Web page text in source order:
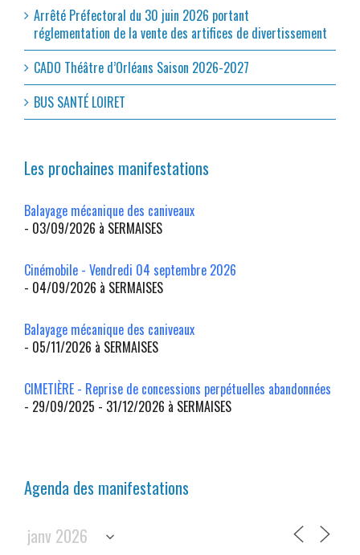
Arrêté Préfectoral du 30 juin 2026 portant
réglementation de la vente des artifices de divertissement
CADO Théâtre d’Orléans Saison 2026-2027
BUS SANTÉ LOIRET
Les prochaines manifestations
Balayage mécanique des caniveaux
- 03/09/2026 à SERMAISES
Cinémobile - Vendredi 04 septembre 2026
- 04/09/2026 à SERMAISES
Balayage mécanique des caniveaux
- 05/11/2026 à SERMAISES
CIMETIÈRE - Reprise de concessions perpétuelles abandonnées
- 29/09/2025 - 31/12/2026 à SERMAISES
Agenda des manifestations